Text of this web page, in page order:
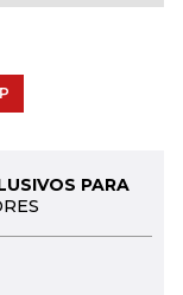
PARA